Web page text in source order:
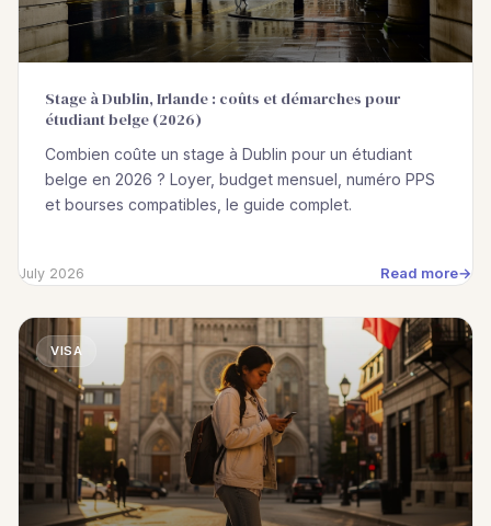
Stage à Dublin, Irlande : coûts et démarches pour
étudiant belge (2026)
Combien coûte un stage à Dublin pour un étudiant
belge en 2026 ? Loyer, budget mensuel, numéro PPS
et bourses compatibles, le guide complet.
July 2026 Read more
VISA